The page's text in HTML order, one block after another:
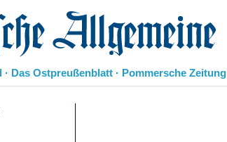
Das Ostpreußenblatt · Pommersche Zeitung